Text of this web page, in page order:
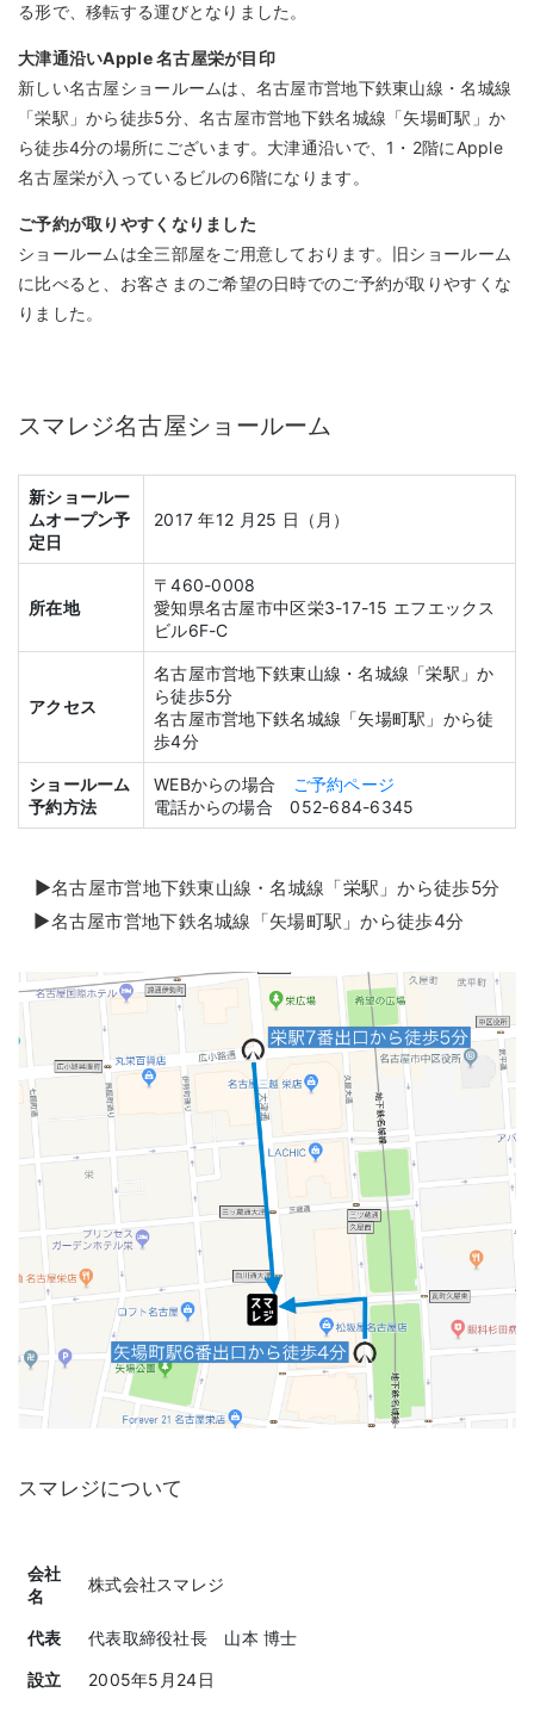
る形で、移転する運びとなりました。
大津通沿いApple 名古屋栄が目印
新しい名古屋ショールームは、名古屋市営地下鉄東山線・名城線
「栄駅」から徒歩5分、名古屋市営地下鉄名城線「矢場町駅」か
ら徒歩4分の場所にございます。大津通沿いで、1・2階にApple
名古屋栄が入っているビルの6階になります。
ご予約が取りやすくなりました
ショールームは全三部屋をご用意しております。旧ショールーム
に比べると、お客さまのご希望の日時でのご予約が取りやすくな
りました。
スマレジ名古屋ショールーム
新ショールー
ムオープン予
定日
2017 年12 月25 日（月）
所在地
〒460-0008
愛知県名古屋市中区栄3-17-15 エフエックス
ビル6F-C
アクセス
名古屋市営地下鉄東山線・名城線「栄駅」か
ら徒歩5分
名古屋市営地下鉄名城線「矢場町駅」から徒
歩4分
ショールーム
予約方法
WEBからの場合
ご予約ページ
電話からの場合 052-684-6345
▶名古屋市営地下鉄東山線・名城線「栄駅」から徒歩5分
▶名古屋市営地下鉄名城線「矢場町駅」から徒歩4分
スマレジについて
会社
名
株式会社スマレジ
代表 代表取締役社長 山本 博士
設立 2005年5月24日